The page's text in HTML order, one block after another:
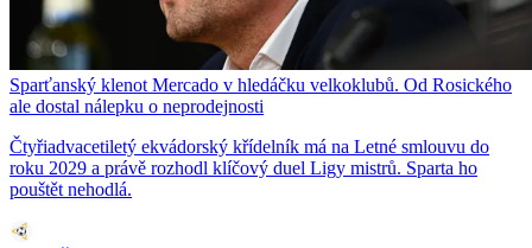
Sparťanský klenot Mercado v hledáčku velkoklubů. Od Rosického
ale dostal nálepku o neprodejnosti
Čtyřiadvacetiletý ekvádorský křídelník má na Letné smlouvu do
roku 2029 a právě rozhodl klíčový duel Ligy mistrů. Sparta ho
pouštět nehodlá.